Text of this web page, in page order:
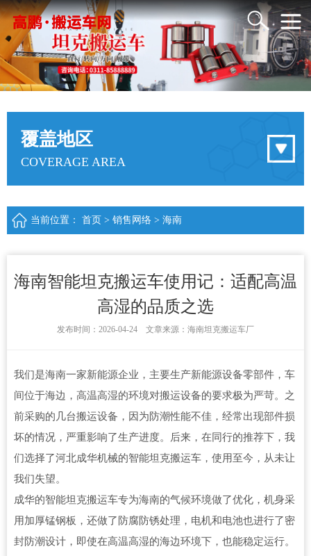
覆盖地区
COVERAGE AREA
当前位置： 首页 > 销售网络 > 海南
海南智能坦克搬运车使用记：适配高温
高湿的品质之选
发布时间：2026-04-24 文章来源：海南坦克搬运车厂
我们是海南一家新能源企业，主要生产新能源设备零部件，车
间位于海边，高温高湿的环境对搬运设备的要求极为严苛。之
前采购的几台搬运设备，因为防潮性能不佳，经常出现部件损
坏的情况，严重影响了生产进度。后来，在同行的推荐下，我
们选择了河北成华机械的智能坦克搬运车，使用至今，从未让
我们失望。
成华的智能坦克搬运车专为海南的气候环境做了优化，机身采
用加厚锰钢板，还做了防腐防锈处理，电机和电池也进行了密
封防潮设计，即使在高温高湿的海边环境下，也能稳定运行。